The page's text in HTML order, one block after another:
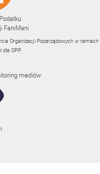
FaniMani
Organizacji Pozarządowych w ramach
dla OPP
mediów: